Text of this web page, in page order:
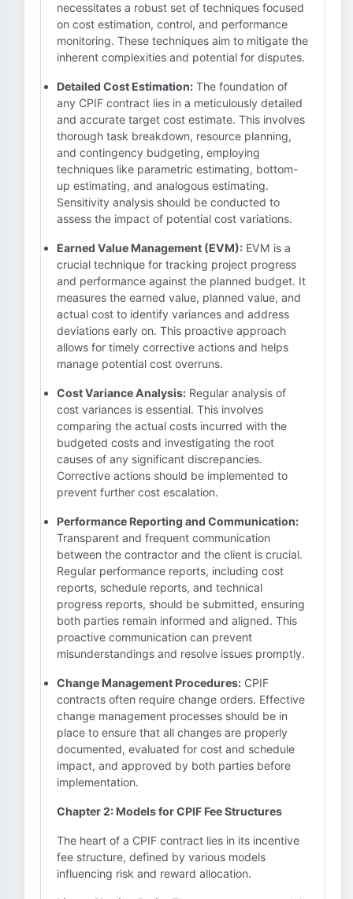
necessitates a robust set of techniques focused
on cost estimation, control, and performance
monitoring. These techniques aim to mitigate the
inherent complexities and potential for disputes.
Detailed Cost Estimation: The foundation of
any CPIF contract lies in a meticulously detailed
and accurate target cost estimate. This involves
thorough task breakdown, resource planning,
and contingency budgeting, employing
techniques like parametric estimating, bottom-
up estimating, and analogous estimating.
Sensitivity analysis should be conducted to
assess the impact of potential cost variations.
Earned Value Management (EVM): EVM is a
crucial technique for tracking project progress
and performance against the planned budget. It
measures the earned value, planned value, and
actual cost to identify variances and address
deviations early on. This proactive approach
allows for timely corrective actions and helps
manage potential cost overruns.
Cost Variance Analysis: Regular analysis of
cost variances is essential. This involves
comparing the actual costs incurred with the
budgeted costs and investigating the root
causes of any significant discrepancies.
Corrective actions should be implemented to
prevent further cost escalation.
Performance Reporting and Communication:
Transparent and frequent communication
between the contractor and the client is crucial.
Regular performance reports, including cost
reports, schedule reports, and technical
progress reports, should be submitted, ensuring
both parties remain informed and aligned. This
proactive communication can prevent
misunderstandings and resolve issues promptly.
Change Management Procedures: CPIF
contracts often require change orders. Effective
change management processes should be in
place to ensure that all changes are properly
documented, evaluated for cost and schedule
impact, and approved by both parties before
implementation.
Chapter 2: Models for CPIF Fee Structures
The heart of a CPIF contract lies in its incentive
fee structure, defined by various models
influencing risk and reward allocation.